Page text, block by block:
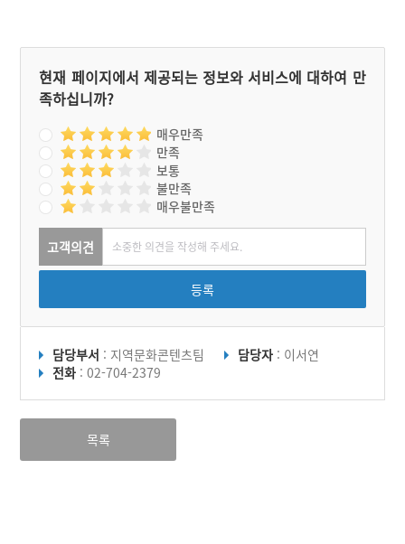
현재 페이지에서 제공되는 정보와 서비스에 대하여 만
족하십니까?
매우만족
만족
보통
불만족
매우불만족
고객의견
등록
담당부서 : 지역문화콘텐츠팀 담당자 : 이서연
전화 : 02-704-2379
목록